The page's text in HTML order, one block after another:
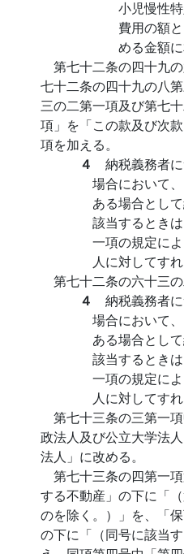
小児慢性
費用の額
める金額
第七十二条の四十九
七十二条の四十九の八
三の二第一項及び第七
項」を「この款及び次
項を加える。
４ 納税義務者
場合において
ある場合とし
該当するとき
一項の規定に
人に対してすれ
第七十二条の六十三
４ 納税義務者
場合において
ある場合とし
該当するとき
一項の規定に
人に対してすれ
第七十三条の三第一
政法人及び公立大学法
法人」に改める。
第七十三条の四第一
する不動産」の下に「
のを除く。）」を、「
の下に「（同号に該当